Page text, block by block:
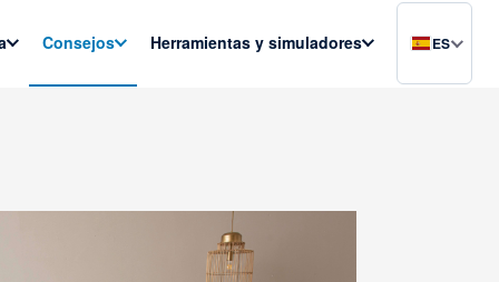
Consejos Herramientas y simuladores ES